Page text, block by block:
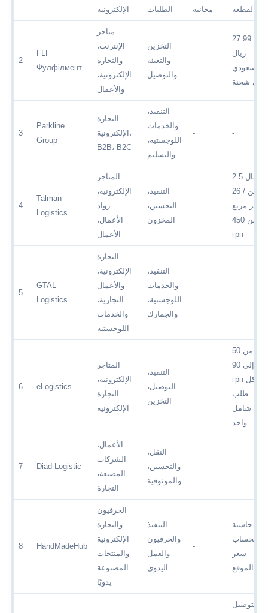
الإلكترونية
الطلبات
مجانية
القطعة
2
FLF
Фулфілмент
متاجر
الإنترنت،
والتجارة
الإلكترونية،
والأعمال
التخزين
والتعبئة
والتوصيل
-
27.99
ريال
سعودي
لكل شحنة
3
Parkline
Group
التجارة
الإلكترونية،
B2B، B2C
التنفيذ،
والخدمات
اللوجستية،
والتسليم
- -
4
Talman
Logistics
المتاجر
الإلكترونية،
رواد
الأعمال،
الأعمال
التنفيذ،
التحسين،
المخزون
-
إرسال 2.5
طن / 26
متر مربع
من 450
грн
5
GTAL
Logistics
التجارة
الإلكترونية،
والأعمال
التجارية،
والخدمات
اللوجستية
التنفيذ،
والخدمات
اللوجستية،
والجمارك
- -
6 eLogistics
المتاجر
الإلكترونية،
التجارة
الإلكترونية
التنفيذ،
التوصيل،
التخزين
-
من 50
إلى 90
грн لكل
طلب
شامل
واحد
7 Diad Logistic
الأعمال،
الشركات
المصنعة،
التجارة
النقل،
والتحسين،
والموثوقية
- -
8 HandMadeHub
الحرفيون
والتجارة
الإلكترونية
والمنتجات
المصنوعة
يدويًا
التنفيذ
والحرفيون
والعمل
اليدوي
-
حاسبة
لحساب
سعر
الموقع
التوصيل